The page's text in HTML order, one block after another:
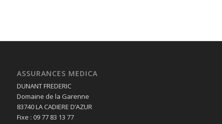
ASSURANCES MEDICA
DUNANT FREDERIC
Domaine de la Garenne
83740 LA CADIERE D’AZUR
Fixe : 09 77 83 13 77